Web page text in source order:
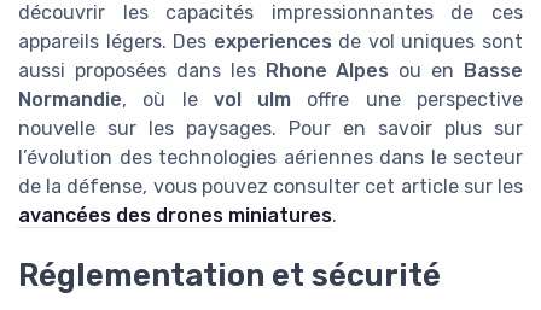
découvrir les capacités impressionnantes de ces
appareils légers. Des experiences de vol uniques sont
aussi proposées dans les Rhone Alpes ou en
Basse
Normandie, où le vol ulm offre une perspective
nouvelle sur les paysages. Pour en savoir plus sur
l’évolution des technologies aériennes dans le secteur
de la défense, vous pouvez consulter cet article sur les
avancées des drones miniatures.
Réglementation et sécurité